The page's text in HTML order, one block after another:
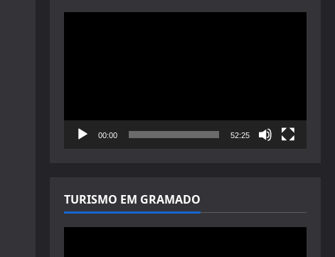
00:00 52:25
TURISMO EM GRAMADO